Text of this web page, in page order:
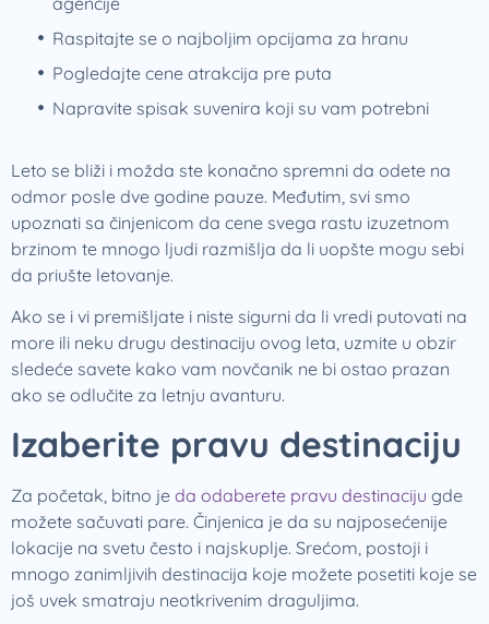
Raspitajte se o najboljim opcijama za hranu
Pogledajte cene atrakcija pre puta
Napravite spisak suvenira koji su vam potrebni
Leto se bliži i možda ste konačno spremni da odete na
odmor posle dve godine pauze. Međutim, svi smo
upoznati sa činjenicom da cene svega rastu izuzetnom
brzinom te mnogo ljudi razmišlja da li uopšte mogu sebi
da priušte letovanje.
Ako se i vi premišljate i niste sigurni da li vredi putovati na
more ili neku drugu destinaciju ovog leta, uzmite u obzir
sledeće savete kako vam novčanik ne bi ostao prazan
ako se odlučite za letnju avanturu.
Izaberite pravu destinaciju
Za početak, bitno je da odaberete pravu destinaciju gde
možete sačuvati pare. Činjenica je da su najposećenije
lokacije na svetu često i najskuplje. Srećom, postoji i
mnogo zanimljivih destinacija koje možete posetiti koje se
još uvek smatraju neotkrivenim draguljima.